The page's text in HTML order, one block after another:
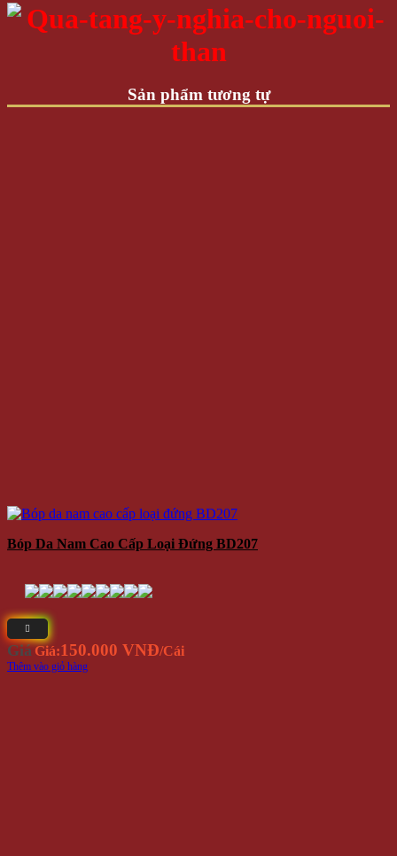
Sản phẩm tương tự
Bóp Da Nam Cao Cấp Loại Đứng BD207
Giá Giá:150.000 VNĐ/Cái
Thêm vào giỏ hàng